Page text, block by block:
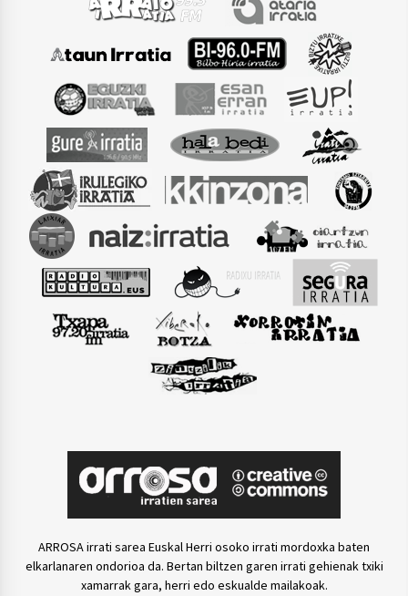
ARROSA irrati sarea Euskal Herri osoko irrati mordoxka baten
elkarlanaren ondorioa da. Bertan biltzen garen irrati gehienak txiki
xamarrak gara, herri edo eskualde mailakoak.